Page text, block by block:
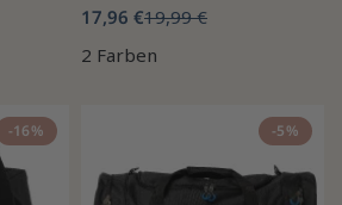
17,96 €19,99 €
2 Farben
-16% -5%